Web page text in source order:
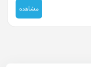
مشاهده